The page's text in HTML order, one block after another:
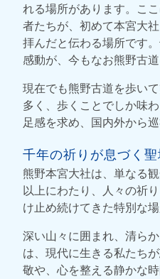
れる場所があります。こ
者たちが、初めて本宮大
拝んだと伝わる場所です
感動が、今もなお熊野古
現在でも熊野古道を歩い
多く、歩くことでしか味
足感を求め、国内外から
千年の祈りが息づく
熊野本宮大社は、単なる
以上にわたり、人々の祈
け止め続けてきた特別な場
深い山々に囲まれ、清ら
は、現代に生きる私たち
敬や、心を整える静かな時